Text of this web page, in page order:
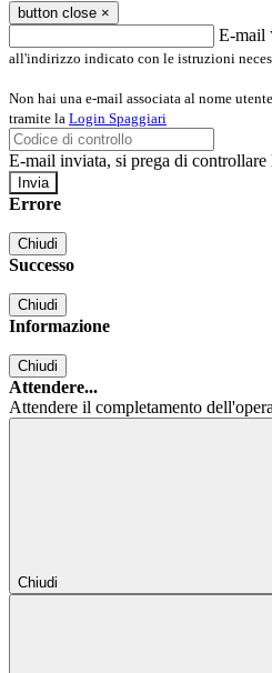
button close ×
E-mail
all'indirizzo indicato con le istruzioni
Non hai una e-mail associata al nome
tramite la Login Spaggiari
E-mail inviata, si prega di controllare
Errore
Chiudi
Successo
Chiudi
Informazione
Chiudi
Attendere...
Attendere il completamento
Chiudi